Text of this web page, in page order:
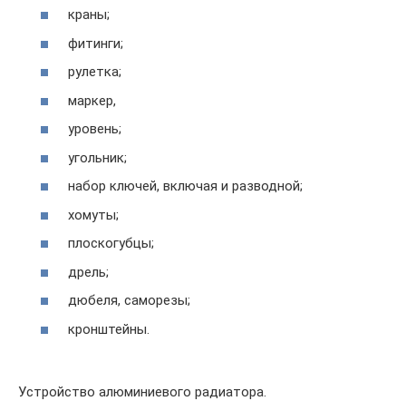
краны;
фитинги;
рулетка;
маркер,
уровень;
угольник;
набор ключей, включая и разводной;
хомуты;
плоскогубцы;
дрель;
дюбеля, саморезы;
кронштейны.
Устройство алюминиевого радиатора.